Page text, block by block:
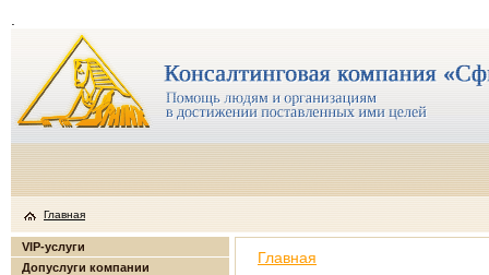
Главная
VIP-услуги
Допуслуги компании
Главная